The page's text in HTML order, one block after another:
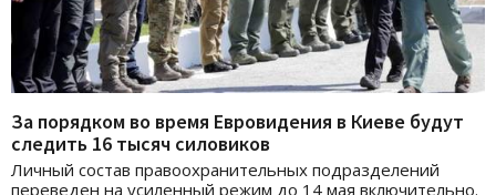
За порядком во время Евровидения в Киеве будут
следить 16 тысяч силовиков
Личный состав правоохранительных подразделений
переведен на усиленный режим до 14 мая включительно.